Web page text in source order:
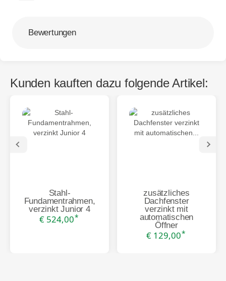
Bewertungen
Kunden kauften dazu folgende Artikel:
Stahl-
Fundamentrahmen,
verzinkt Junior 4
€ 524,00*
zusätzliches
Dachfenster
verzinkt mit
automatischen
Öffner
€ 129,00*